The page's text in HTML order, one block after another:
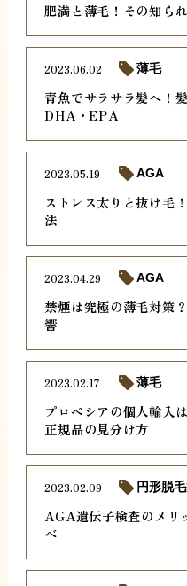
肥満と薄毛！その知ら
青魚でサラサラ髪へ！
DHA・EPA
2023.06.02 薄毛
ストレス太りと抜け毛
法
2023.05.19 AGA
禁煙は究極の薄毛対策
響
2023.04.29 AGA
プロペシアの個人輸入
正規品の見分け方
2023.02.17 薄毛
AGA遺伝子検査のメリ
べ
2023.02.09 円形脱